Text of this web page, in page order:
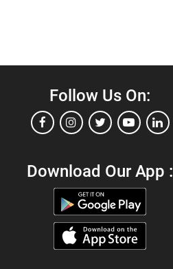
Follow Us On:
Download Our App :